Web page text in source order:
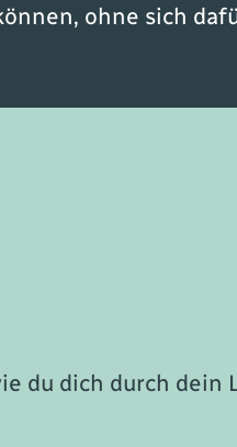
ohne sich
du dich durch dein